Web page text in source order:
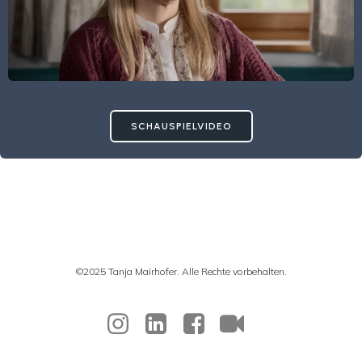
SCHAUSPIELVIDEO
©2025 Tanja Mairhofer. Alle Rechte vorbehalten.